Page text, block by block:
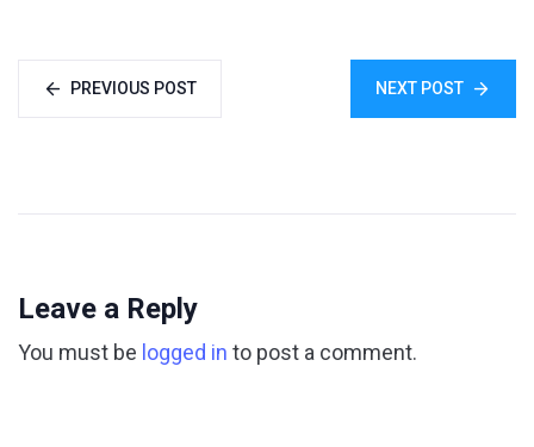
PREVIOUS POST NEXT POST
Leave a Reply
You must be logged in to post a comment.